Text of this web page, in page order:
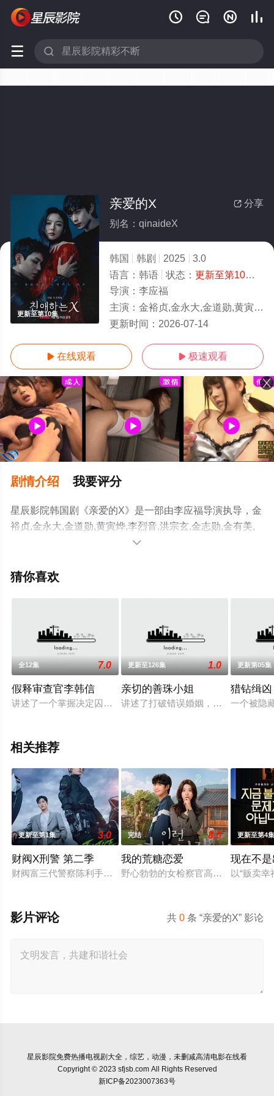
   
 
更新至第10集
 分享
亲爱的X
别名：qinaideX
韩国 韩剧 2025
3.0
语言： 韩语 状态： 更新至第10集
导演： 李应福
主演： 金裕贞,金永大,金道勋,黄寅烨,李烈音,洪宗玄,金志勋,金有美,金智英,洪妃罗,金伊敬,玄瑞河
更新时间： 2026-07-14
 在线观看  极速观看
剧情介绍 我要评分
星辰影院韩国剧《亲爱的X》是一部由李应福导演执导，金
裕贞,金永大,金道勋,黄寅烨,李烈音,洪宗玄,金志勋,金有美,
金智英,洪妃罗,金伊敬,玄瑞河等明星演员精彩演绎的韩国电
辰影视，更多相关信息可移步至豆瓣电视剧、电视猫或剧

猜你喜欢
全12集 7.0
假释审查官李韩信
讲述了一个掌握决定囚犯是否假释的巨大权力的男人以自己的方
更新至126集 1.0
亲切的善珠小姐
讲述了打破错误婚姻，重新开始的“
更新第05集
猎钻缉
一个被隐
相关推荐
更新至第1集 3.0
财阀X刑警 第二季
财阀富三代警察陈利手（安普贤 饰）华丽回归，完美蜕变为成
完结 8.0
我的荒糖恋爱
野心勃勃的女检察官高恩世（贺营
更新至第4
现在不
以“贩卖
共0 条 “亲爱的X” 影论
影片评论
星辰影院免费热播电视剧大全，综艺，动漫，未删减高清电影在线看
Copyright © 2023 sfjsb.com All Rights Reserved
新ICP备2023007363号